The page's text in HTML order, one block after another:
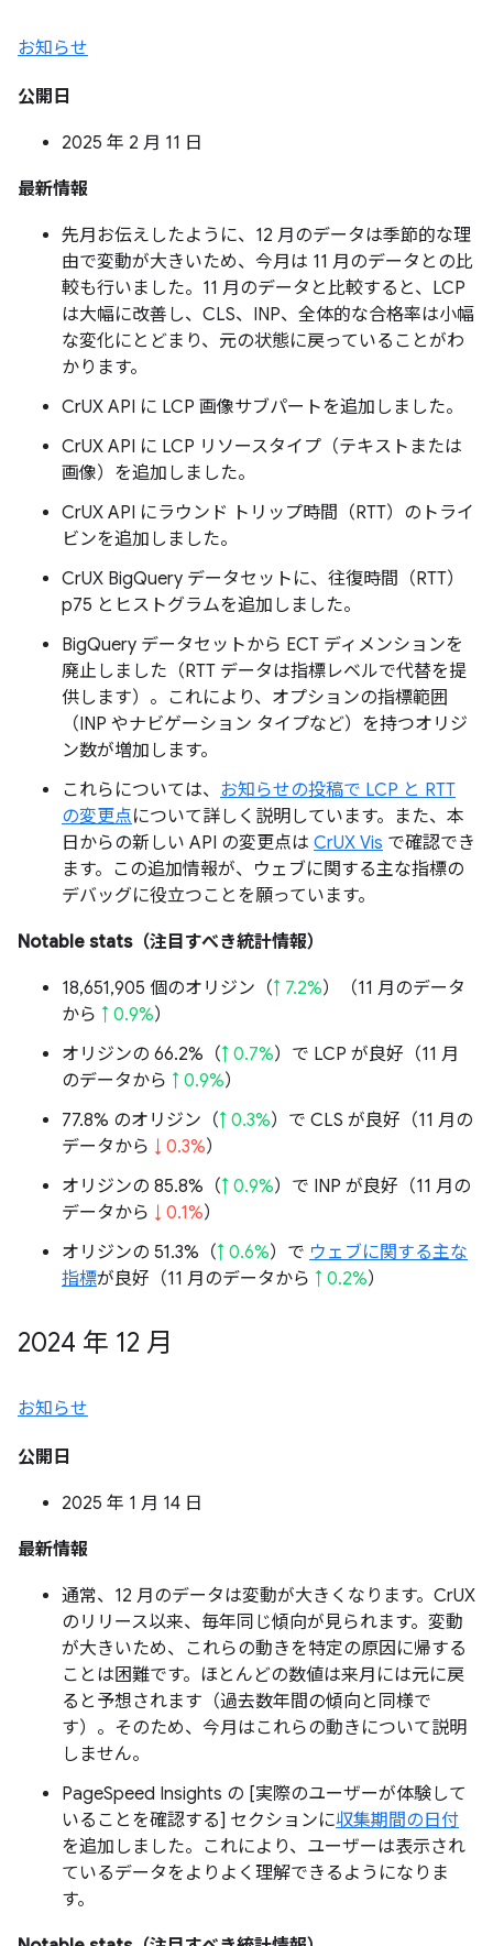
お知らせ
公開日
2025 年 2 月 11 日
最新情報
先月お伝えしたように、12 月のデータは季節的な理
由で変動が大きいため、今月は 11 月のデータとの比
較も行いました。11 月のデータと比較すると、LCP
は大幅に改善し、CLS、INP、全体的な合格率は小幅
な変化にとどまり、元の状態に戻っていることがわ
かります。
CrUX API に LCP 画像サブパートを追加しました。
CrUX API に LCP リソースタイプ（テキストまたは
画像）を追加しました。
CrUX API にラウンド トリップ時間（RTT）のトライ
ビンを追加しました。
CrUX BigQuery データセットに、往復時間（RTT）
p75 とヒストグラムを追加しました。
BigQuery データセットから ECT ディメンションを
廃止しました（RTT データは指標レベルで代替を提
供します）。これにより、オプションの指標範囲
（INP やナビゲーション タイプなど）を持つオリジ
ン数が増加します。
これらについては、 お知らせの投稿で LCP と RTT
の変更点について詳しく説明しています。また、本
日からの新しい API の変更点は CrUX Vis で確認でき
ます。この追加情報が、ウェブに関する主な指標の
デバッグに役立つことを願っています。
Notable stats（注目すべき統計情報）
18,651,905 個のオリジン（↑ 7.2%）（11 月のデータ
から ↑ 0.9%）
オリジンの 66.2%（↑ 0.7%）で LCP が良好（11 月
のデータから ↑ 0.9%）
77.8% のオリジン（↑ 0.3%）で CLS が良好（11 月の
データから ↓ 0.3%）
オリジンの 85.8%（↑ 0.9%）で INP が良好（11 月の
データから ↓ 0.1%）
オリジンの 51.3%（↑ 0.6%）で ウェブに関する主な
指標が良好（11 月のデータから ↑ 0.2%）
2024 年 12 月
お知らせ
公開日
2025 年 1 月 14 日
最新情報
通常、12 月のデータは変動が大きくなります。CrUX
のリリース以来、毎年同じ傾向が見られます。変動
が大きいため、これらの動きを特定の原因に帰する
ことは困難です。ほとんどの数値は来月には元に戻
ると予想されます（過去数年間の傾向と同様で
す）。そのため、今月はこれらの動きについて説明
しません。
PageSpeed Insights の [実際のユーザーが体験して
いることを確認する] セクションに収集期間の日付
を追加しました。これにより、ユーザーは表示され
ているデータをよりよく理解できるようになりま
す。